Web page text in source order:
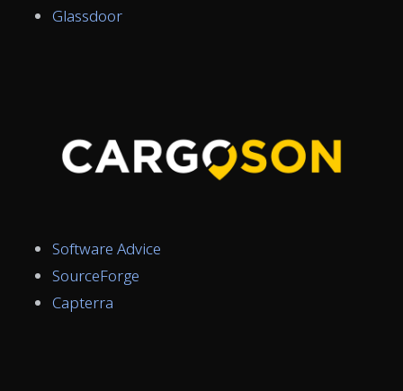
Glassdoor
Software Advice
SourceForge
Capterra